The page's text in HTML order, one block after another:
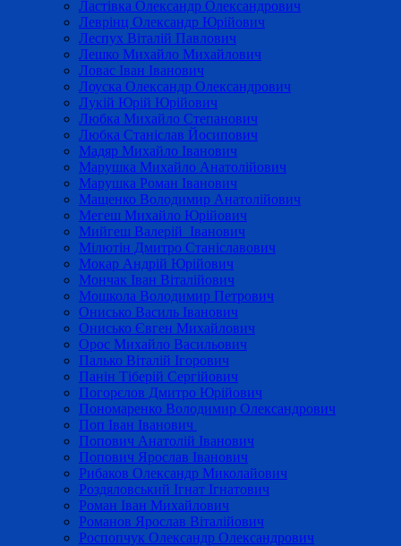
Ластівка Олександр Олександрович
Леврінц Олександр Юрійович
Леспух Віталій Павлович
Лешко Михайло Михайлович
Ловас Іван Іванович
Лоуска Олександр Олександрович
Лукій Юрій Юрійович
Любка Михайло Степанович
Любка Станіслав Йосипович
Мадяр Михайло Іванович
Марушка Михайло Анатолійович
Марушка Роман Іванович
Мащенко Володимир Анатолійович
Мегеш Михайло Юрійович
Мийгеш Валерій Іванович
Мілютін Дмитро Станіславович
Мокар Андрій Юрійович
Мончак Іван Віталійович
Мошкола Володимир Петрович
Онисько Василь Іванович
Онисько Євген Михайлович
Орос Михайло Васильович
Палько Віталій Ігорович
Панін Тіберій Сергійович
Погорєлов Дмитро Юрійович
Пономаренко Володимир Олександрович
Поп Іван Іванович
Попович Анатолій Іванович
Попович Ярослав Іванович
Рибаков Олександр Миколайович
Роздяловський Ігнат Ігнатович
Роман Іван Михайлович
Романов Ярослав Віталійович
Роспопчук Олександр Олександрович